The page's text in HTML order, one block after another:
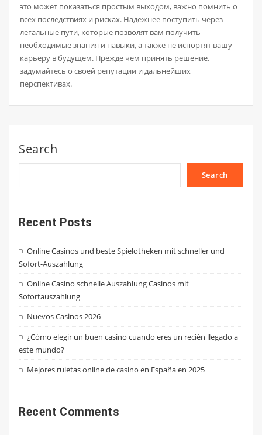
это может показаться простым выходом, важно помнить о
всех последствиях и рисках. Надежнее поступить через
легальные пути, которые позволят вам получить
необходимые знания и навыки, а также не испортят вашу
карьеру в будущем. Прежде чем принять решение,
задумайтесь о своей репутации и дальнейших
перспективах.
Search
Search
Recent Posts
Online Casinos und beste Spielotheken mit schneller und
Sofort-Auszahlung
Online Casino schnelle Auszahlung Casinos mit
Sofortauszahlung
Nuevos Casinos 2026
¿Cómo elegir un buen casino cuando eres un recién llegado a
este mundo?
Mejores ruletas online de casino en España en 2025
Recent Comments